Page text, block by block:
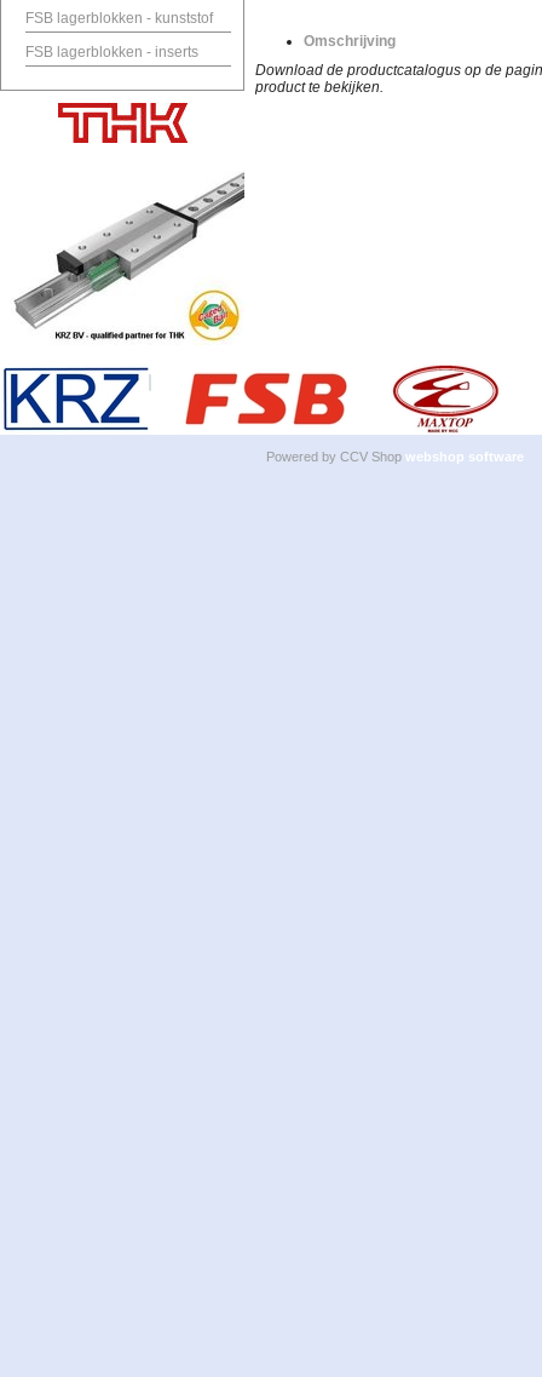
FSB lagerblokken - kunststof
FSB lagerblokken - inserts
Omschrijving
Download de productcatalogus op de
product te bekijken.
Powered by CCV Shop webshop software